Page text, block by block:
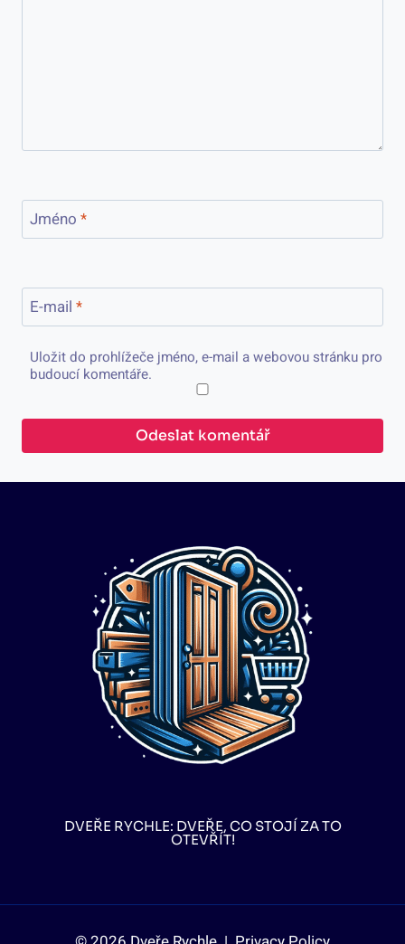
Jméno *
E-mail *
Uložit do prohlížeče jméno, e-mail a webovou stránku pro
budoucí komentáře.
DVEŘE RYCHLE: DVEŘE, CO STOJÍ ZA TO
OTEVŘÍT!